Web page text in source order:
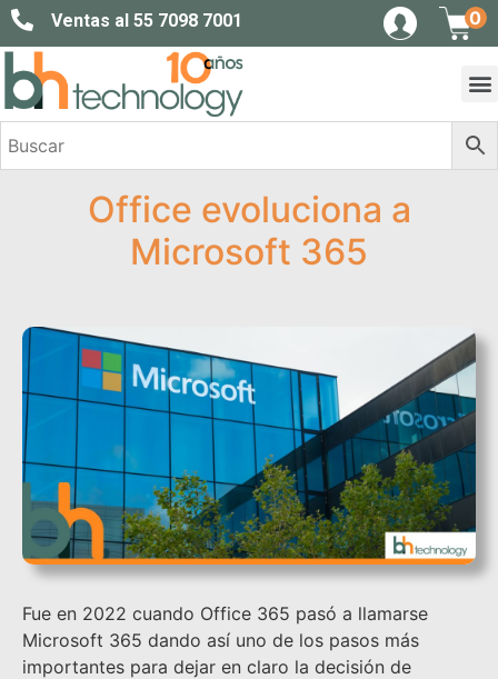
Ventas al 55 7098 7001 0
Office evoluciona a
Microsoft 365
Fue en 2022 cuando Office 365 pasó a llamarse
Microsoft 365 dando así uno de los pasos más
importantes para dejar en claro la decisión de